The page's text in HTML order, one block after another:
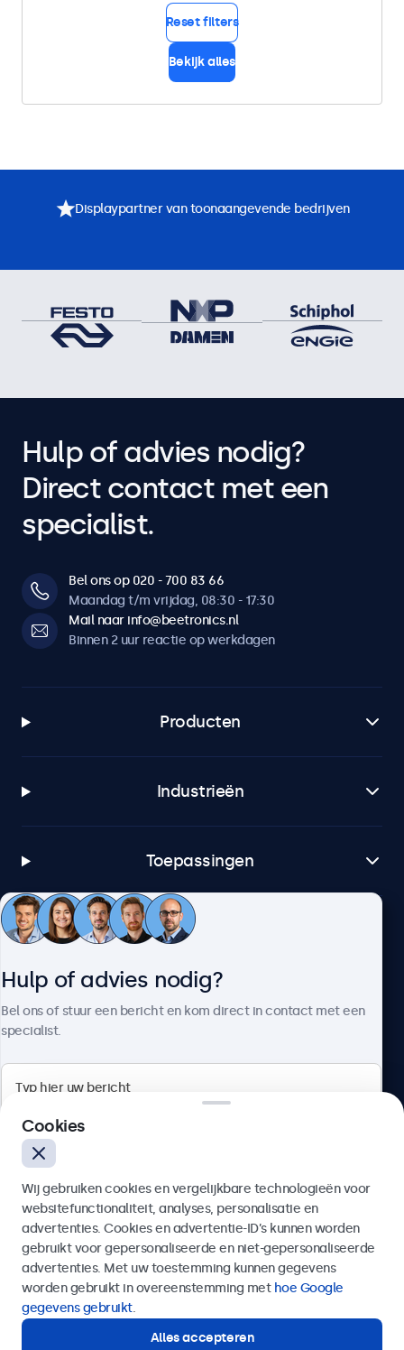
Reset filters
Bekijk alles
Displaypartner van toonaangevende bedrijven
Hulp of advies nodig?
Direct contact met een
specialist.
Bel ons op 020 - 700 83 66
Maandag t/m vrijdag, 08:30 - 17:30
Mail naar info@beetronics.nl
Binnen 2 uur reactie op werkdagen
Producten
Industrieën
Toepassingen
Klantenservice
4.8/5 door 5000+ bedrijven
Nederlands
Hulp of advies nodig?
Bel ons of stuur een bericht en kom direct in contact met een
specialist.
Verzenden
Of bel ons op
Hulp of advies nodig?
Cookies
Wij gebruiken cookies en vergelijkbare technologieën voor
websitefunctionaliteit, analyses, personalisatie en
advertenties. Cookies en advertentie-ID’s kunnen worden
gebruikt voor gepersonaliseerde en niet-gepersonaliseerde
advertenties. Met uw toestemming kunnen gegevens
worden gebruikt in overeenstemming met hoe Google
gegevens gebruikt.
Alles accepteren